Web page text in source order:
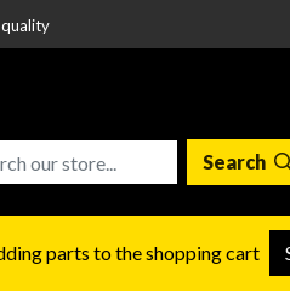
Search
parts to the shopping cart